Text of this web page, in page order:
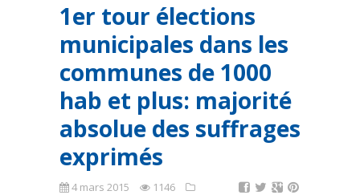
1er tour élections
municipales dans les
communes de 1000
hab et plus: majorité
absolue des suffrages
exprimés
4 mars 2015 1146